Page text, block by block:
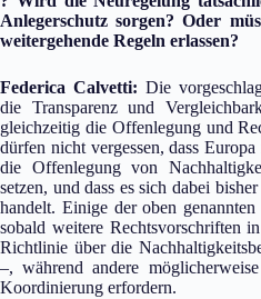
Anlegerschutz sorgen? Oder
weitergehende Regeln erlassen?
Federica Calvetti: Die
die Transparenz und
gleichzeitig die Offenlegung und
dürfen nicht vergessen, dass
die Offenlegung von
setzen, und dass es sich dabei
handelt. Einige der oben
sobald weitere Rechtsvorschriften
Richtlinie über die
–, während andere
Koordinierung erfordern.